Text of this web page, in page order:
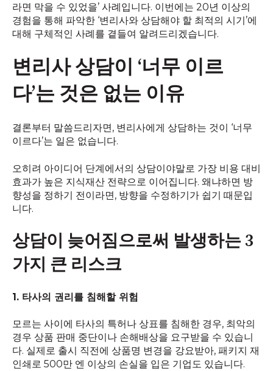
라면 막을 수 있었을’ 사례입니다. 이번에는 20년 이상의
경험을 통해 파악한 ‘변리사와 상담해야 할 최적의 시기’에
대해 구체적인 사례를 곁들여 알려드리겠습니다.
변리사 상담이 ‘너무 이르
다’는 것은 없는 이유
결론부터 말씀드리자면, 변리사에게 상담하는 것이 ‘너무
이르다’는 일은 없습니다.
오히려 아이디어 단계에서의 상담이야말로 가장 비용 대비
효과가 높은 지식재산 전략으로 이어집니다. 왜냐하면 방
향성을 정하기 전이라면, 방향을 수정하기가 쉽기 때문입
니다.
상담이 늦어짐으로써 발생하는 3
가지 큰 리스크
1. 타사의 권리를 침해할 위험
모르는 사이에 타사의 특허나 상표를 침해한 경우, 최악의
경우 상품 판매 중단이나 손해배상을 요구받을 수 있습니
다. 실제로 출시 직전에 상품명 변경을 강요받아, 패키지 재
인쇄로 500만 엔 이상의 손실을 입은 기업도 있습니다.